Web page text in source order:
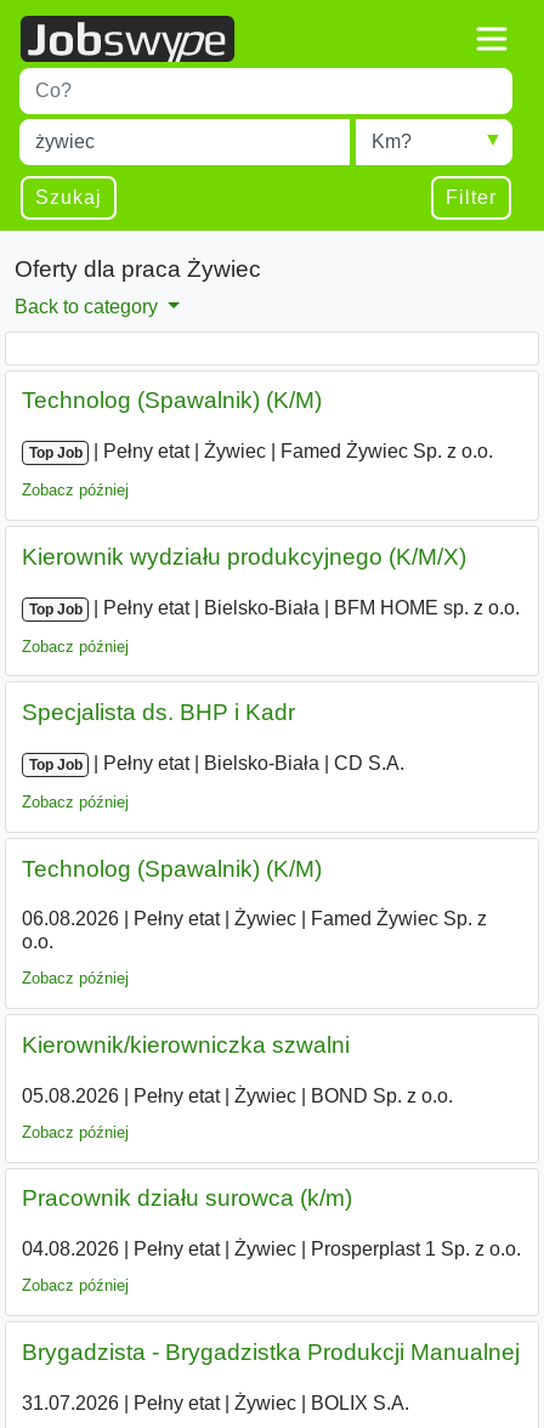
Title
Type 1 or more characters for results.
Miejscowość
Type 1 or more characters for results.
Radius
Szukaj Filter
Oferty dla praca Żywiec
Back to category
Technolog (Spawalnik) (K/M)
Top Job Pełny etat| Żywiec Famed Żywiec Sp. z o.o.
Zobacz później
Kierownik wydziału produkcyjnego (K/M/X)
Top Job Pełny etat| Bielsko-Biała BFM HOME sp. z o.o.
Zobacz później
Specjalista ds. BHP i Kadr
Top Job Pełny etat| Bielsko-Biała CD S.A.
Zobacz później
Technolog (Spawalnik) (K/M)
06.08.2026| Pełny etat| Żywiec|
Famed Żywiec Sp. z
o.o.
Zobacz później
Kierownik/kierowniczka szwalni
05.08.2026| Pełny etat| Żywiec| BOND Sp. z o.o.
Zobacz później
Pracownik działu surowca (k/m)
04.08.2026| Pełny etat| Żywiec| Prosperplast 1 Sp. z o.o.
Zobacz później
Brygadzista - Brygadzistka Produkcji Manualnej
31.07.2026| Pełny etat| Żywiec| BOLIX S.A.